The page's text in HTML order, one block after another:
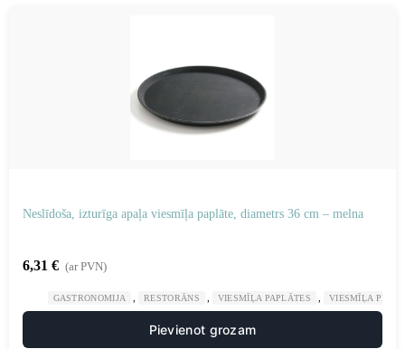
Neslīdoša, izturīga apaļa viesmīļa paplāte, diametrs 36 cm – melna
6,31 € (ar PVN)
GASTRONOMIJA RESTORĀNS VIESMĪĻA PAPLĀTES VIESMĪĻA
Pievienot grozam